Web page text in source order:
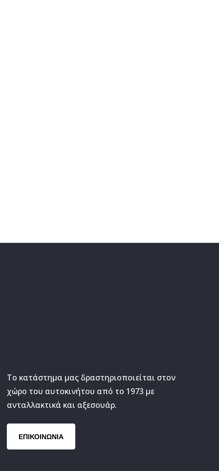
Το κατάστημα μας δραστηριοποιείται στον
χώρο του αυτοκινήτου από το 1973 με
ανταλλακτικά και αξεσουάρ.
ΕΠΙΚΟΙΝΩΝΙΑ